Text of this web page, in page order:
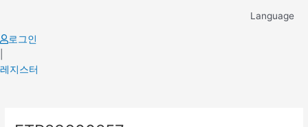
content
Language
로그인
레지스터